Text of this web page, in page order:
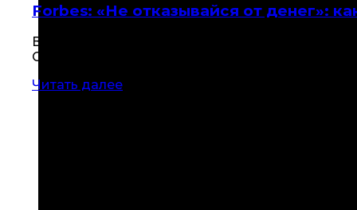
Forbes: «Не отказывайся от денег»:
В галерейном пространстве Cube.Moscow на
Сергея Дягилева, и работы современных
Читать далее